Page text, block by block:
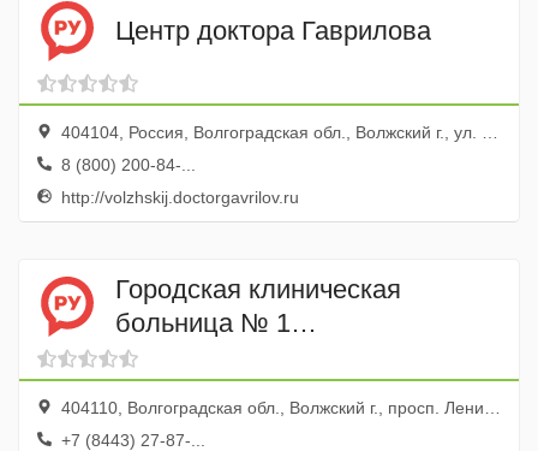
Центр доктора Гаврилова
404104, Россия, Волгоградская обл., Волжский г., ул. Химиков, 10
8 (800) 200-84-...
http://volzhskij.doctorgavrilov.ru
Городская клиническая
больница № 1
Нефрологическое отделение
404110, Волгоградская обл., Волжский г., просп. Ленина, 137
+7 (8443) 27-87-...